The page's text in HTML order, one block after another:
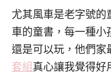
尤其風車是老字號的
車的童書，每一種小
還是可以玩，他們家
套組 真心讓我覺得好